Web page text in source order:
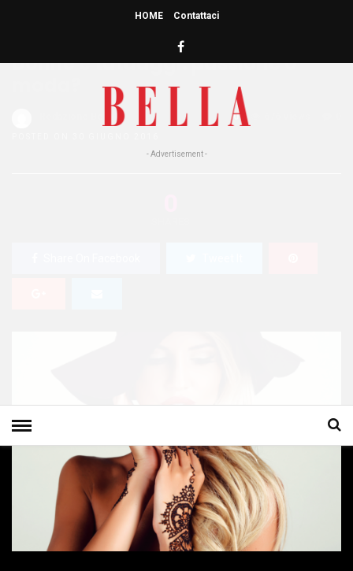
HOME Contattaci
- Advertisement -
Donne e tatuaggi: passione o
0